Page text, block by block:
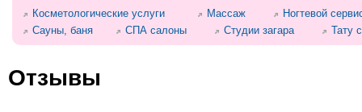
Косметологические услуги Массаж
Ногтевой
Сауны, баня
СПА салоны Студии загара Тату
Отзывы